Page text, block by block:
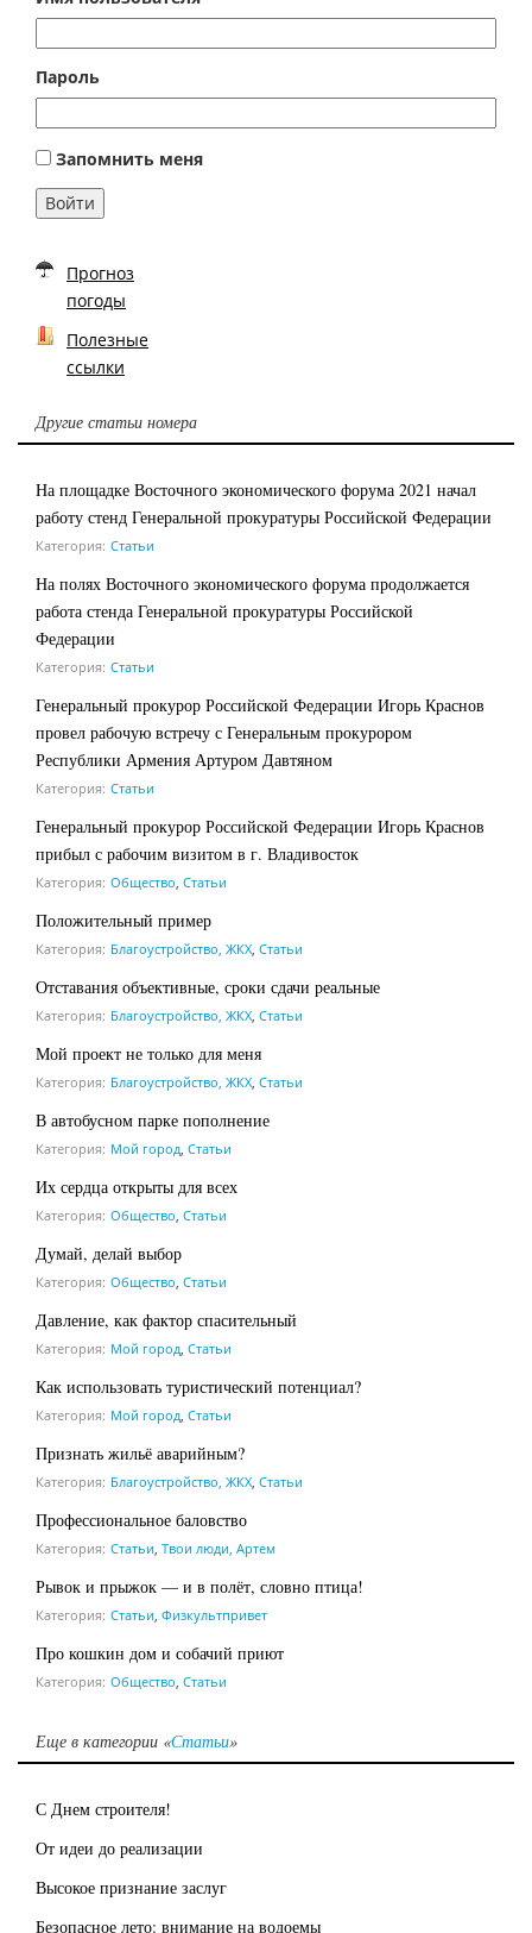
Пароль
Запомнить меня
Войти
Прогноз
погоды
Полезные
ссылки
Другие статьи номера
На площадке Восточного экономического форума 2021 начал
работу стенд Генеральной прокуратуры Российской Федерации
Категория: Статьи
На полях Восточного экономического форума продолжается
работа стенда Генеральной прокуратуры Российской
Федерации
Категория: Статьи
Генеральный прокурор Российской Федерации Игорь Краснов
провел рабочую встречу с Генеральным прокурором
Республики Армения Артуром Давтяном
Категория: Статьи
Генеральный прокурор Российской Федерации Игорь Краснов
прибыл с рабочим визитом в г. Владивосток
Категория: Общество Статьи
Положительный пример
Категория: Благоустройство, ЖКХ Статьи
Отставания объективные, сроки сдачи реальные
Категория: Благоустройство, ЖКХ Статьи
Мой проект не только для меня
Категория: Благоустройство, ЖКХ Статьи
В автобусном парке пополнение
Категория: Мой город Статьи
Их сердца открыты для всех
Категория: Общество Статьи
Думай, делай выбор
Категория: Общество Статьи
Давление, как фактор спасительный
Категория: Мой город Статьи
Как использовать туристический потенциал?
Категория: Мой город Статьи
Признать жильё аварийным?
Категория: Благоустройство, ЖКХ Статьи
Профессиональное баловство
Категория: Статьи Твои люди, Артем
Рывок и прыжок — и в полёт, словно птица!
Категория: Статьи Физкультпривет
Про кошкин дом и собачий приют
Категория: Общество Статьи
Еще в категории «Статьи»
С Днем строителя!
От идеи до реализации
Высокое признание заслуг
Безопасное лето: внимание на водоемы